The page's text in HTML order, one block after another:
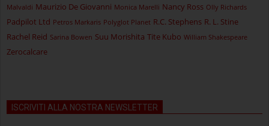
Malvaldi Maurizio De Giovanni Monica Marelli Nancy Ross Olly Richards
Padpilot Ltd Petros Markaris Polyglot Planet R.C. Stephens R. L. Stine
Rachel Reid Sarina Bowen Suu Morishita Tite Kubo William Shakespeare
Zerocalcare
ISCRIVITI ALLA NOSTRA NEWSLETTER